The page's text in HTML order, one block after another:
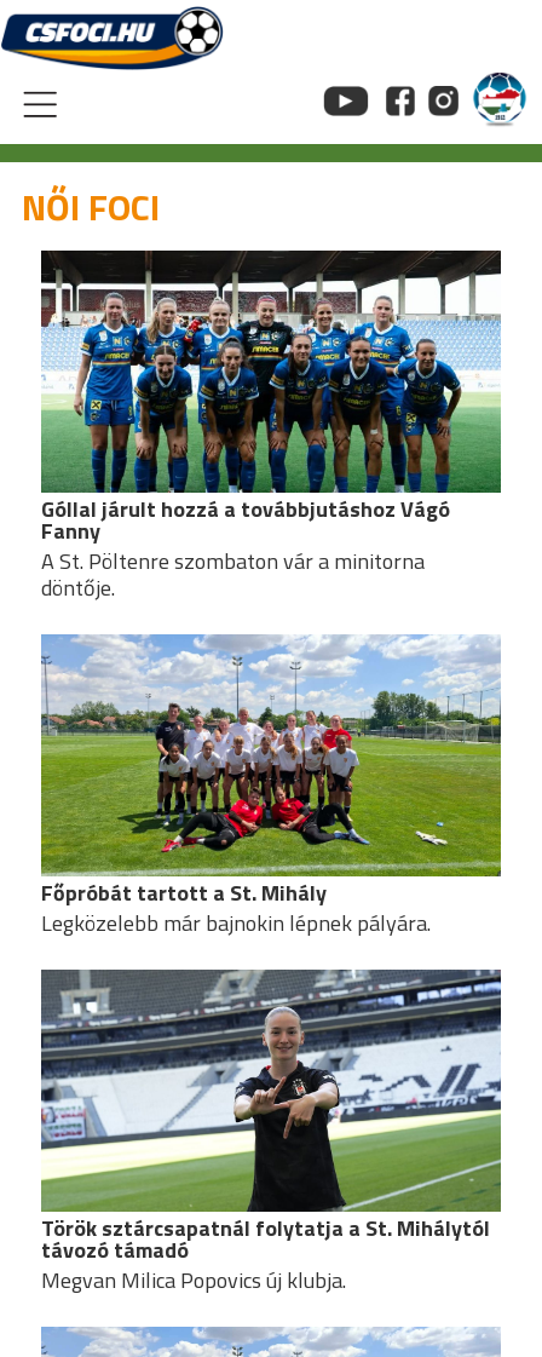
Skip
to
content
NŐI FOCI
Góllal járult hozzá a továbbjutáshoz Vágó
Fanny
A St. Pöltenre szombaton vár a minitorna
döntője.
Főpróbát tartott a St. Mihály
Legközelebb már bajnokin lépnek pályára.
Török sztárcsapatnál folytatja a St. Mihálytól
távozó támadó
Megvan Milica Popovics új klubja.